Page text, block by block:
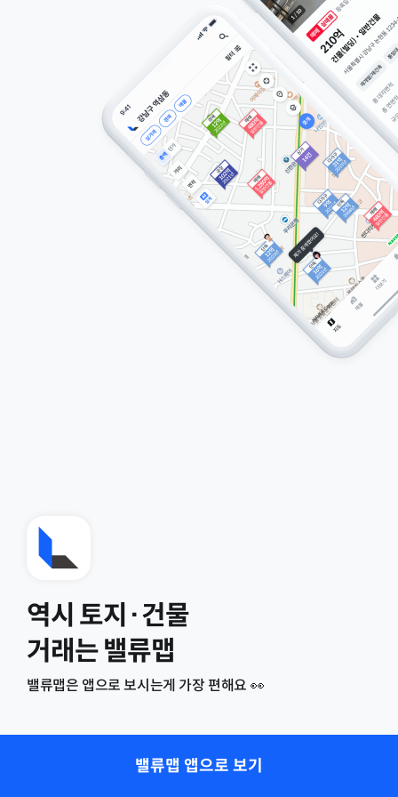
역시 토지·건물
거래는 밸류맵
밸류맵은 앱으로 보시는게 가장 편해요 👀
밸류맵 앱으로 보기